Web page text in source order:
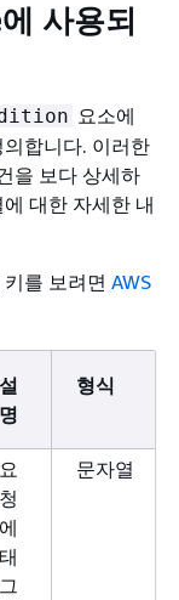
사용되
요소에
합니다. 이러한
을 보다 상세하
대한 자세한 내
를 보려면 AWS
설
명
형식
요
청
에
태
그
문자열